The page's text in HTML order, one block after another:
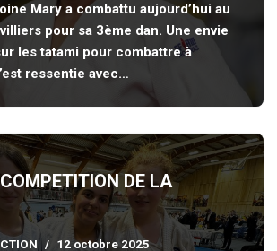
Mary a combattu aujourd’hui au
pour sa 3ème dan. Une envie
les tatami pour combattre à
ressentie avec…
DE LA
12 octobre 2025